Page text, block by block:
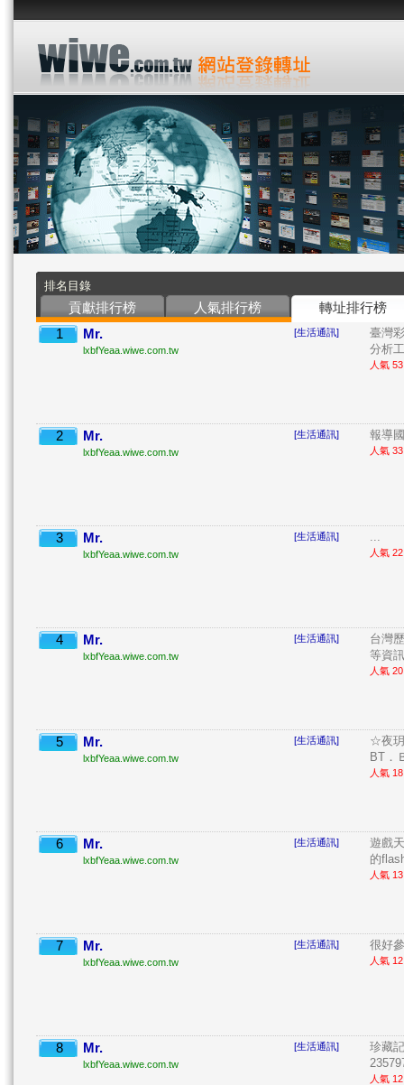
排名目錄
貢獻排行榜 人氣排行榜
轉址排行榜
1
Mr.
lxbfYeaa.wiwe.com.tw
[生活通訊]
臺灣
分析
人氣
2 Mr.
lxbfYeaa.wiwe.com.tw
[生活通訊] 報導
人氣
3 Mr.
lxbfYeaa.wiwe.com.tw
[生活通訊] ...
人氣
4 Mr.
lxbfYeaa.wiwe.com.tw
[生活通訊]
台灣
等資
人氣
5 Mr.
lxbfYeaa.wiwe.com.tw
[生活通訊]
☆夜玥
BT．
人氣
6 Mr.
lxbfYeaa.wiwe.com.tw
[生活通訊]
遊戲
的
人氣
7 Mr.
lxbfYeaa.wiwe.com.tw
[生活通訊] 很好
人氣
8 Mr.
lxbfYeaa.wiwe.com.tw
[生活通訊]
珍藏
人氣